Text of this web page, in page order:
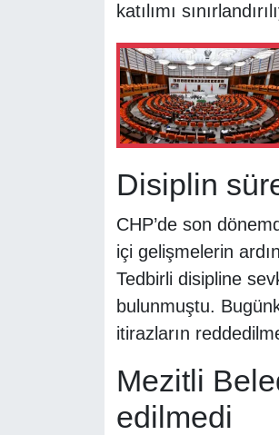
katılımı
Disiplin
CHP’de son
içi gelişmelerin
Tedbirli disipline
bulunmuştu.
itirazların
Mezitli
edilmedi